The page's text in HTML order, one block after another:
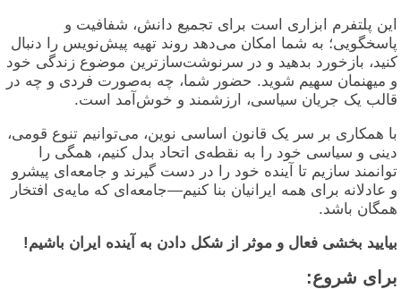
پلتفرم ابزاری است برای تجمیع دانش، شفافیت و
به شما امکان می‌دهد روند تهیه پیش‌نویس را دنبال
بازخورد بدهید و در سرنوشت‌سازترین موضوع زندگی خود
میهنمان سهیم شوید. حضور شما، چه به‌صورت فردی و چه در
یک جریان سیاسی، ارزشمند و خوش‌آمد است.
همکاری بر سر یک قانون اساسی نوین، می‌توانیم تنوع قومی،
و سیاسی خود را به نقطه‌ی اتحاد بدل کنیم، همگی را
سازیم تا آینده خود را در دست گیرند و جامعه‌ای پیشرو
عادلانه برای همه ایرانیان بنا کنیم—جامعه‌ای که مایه‌ی افتخار
باشد.
بخشی فعال و موثر از شکل دادن به آینده ایران باشیم!
شروع: